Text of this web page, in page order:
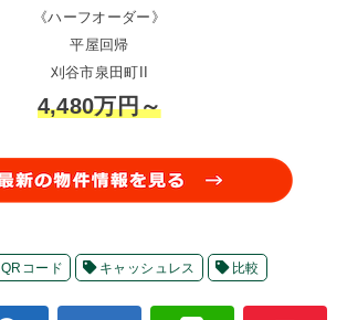
《ハーフオーダー》
平屋回帰
刈谷市泉田町II
4,480万円～
QRコード キャッシュレス 比較